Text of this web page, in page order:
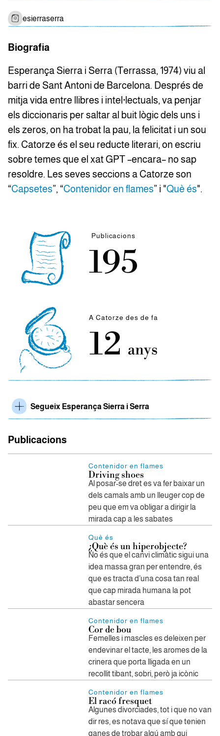
esierraserra
Biografia
Esperança Sierra i Serra (Terrassa, 1974) viu al
barri de Sant Antoni de Barcelona. Després de
mitja vida entre llibres i intel·lectuals, va penjar
els diccionaris per saltar al buit lògic dels uns i
els zeros, on ha trobat la pau, la felicitat i un sou
fix. Catorze és el seu reducte literari, on escriu
sobre temes que el xat GPT –encara– no sap
resoldre. Les seves seccions a Catorze son
“Capsetes”, “Contenidor en flames” i "Què és".
Publicacions
195
A Catorze des de fa
12 anys
Segueix Esperança Sierra i Serra
Publicacions
Contenidor en flames
Driving shoes
Al posar-se dret es va fer baixar un
dels camals amb un lleuger cop de
peu que em va obligar a dirigir la
mirada cap a les sabates
Què és
¿Què és un hiperobjecte?
No és que el canvi climàtic sigui una
idea massa gran per entendre, és
que es tracta d’una cosa tan real
que cap mirada humana la pot
abastar sencera
Contenidor en flames
Cor de bou
Femelles i mascles es deleixen per
endevinar el tacte, les aromes de la
crinera que porta lligada en un
recollit tibant, sobri, però ja icònic
Contenidor en flames
El racó fresquet
Algunes divorciades, tot i que no van
dir res, es notava que sí que tenien
ganes de trobar algú amb qui